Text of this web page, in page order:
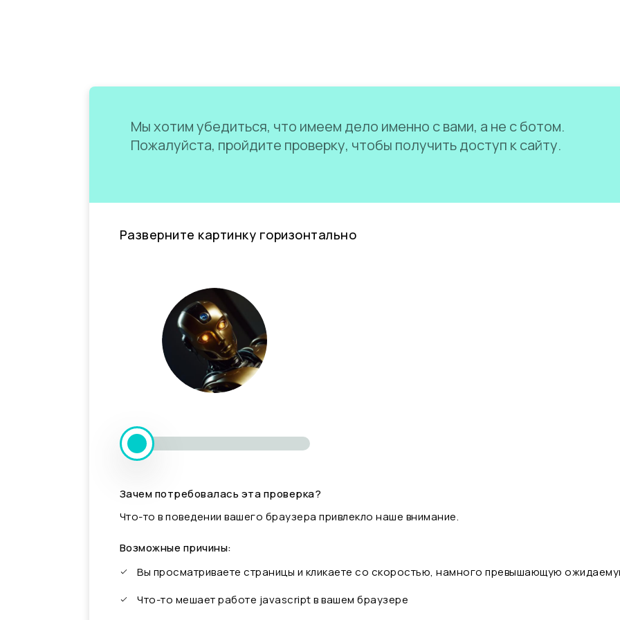
Мы хотим убедиться, что имеем дело именно с вами, а не с ботом.
Пожалуйста, пройдите проверку, чтобы получить доступ к сайту.
Разверните картинку горизонтально
Зачем потребовалась эта проверка?
Что-то в поведении вашего браузера привлекло наше внимание.
Возможные причины:
Вы просматриваете страницы и кликаете со скоростью, намного превышающую
Что-то мешает работе javascript в вашем браузере